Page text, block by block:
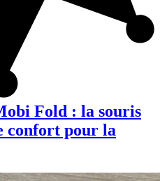
Fold : la souris
confort pour la